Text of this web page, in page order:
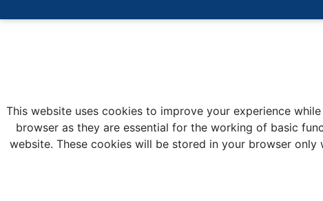
This website uses cookies to improve your experience
browser as they are essential for the working of basic
website. These cookies will be stored in your browser